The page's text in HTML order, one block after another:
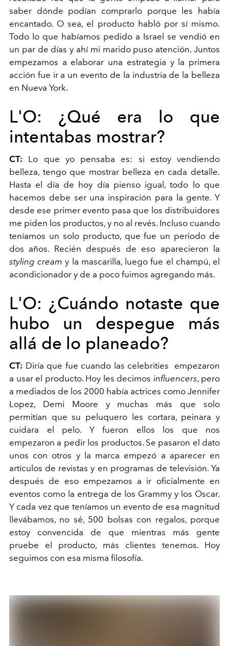
saber dónde podían comprarlo porque les había
encantado. O sea, el producto habló por sí mismo.
Todo lo que habíamos pedido a Israel se vendió en
un par de días y ahí mi marido puso atención. Juntos
empezamos a elaborar una estrategia y la primera
acción fue ir a un evento de la industria de la belleza
en Nueva York.
L'O: ¿Qué era lo que
intentabas mostrar?
CT: Lo que yo pensaba es: si estoy vendiendo
belleza, tengo que mostrar belleza en cada detalle.
Hasta el día de hoy día pienso igual, todo lo que
hacemos debe ser una inspiración para la gente. Y
desde ese primer evento pasa que los distribuidores
me piden los productos, y no al revés. Incluso cuando
teníamos un solo producto, que fue un periodo de
dos años. Recién después de eso aparecieron la
styling cream y la mascarilla, luego fue el champú, el
acondicionador y de a poco fuimos agregando más.
L'O: ¿Cuándo notaste que
hubo un despegue más
allá de lo planeado?
CT: Diría que fue cuando las celebrities
empezaron
a usar el producto. Hoy les decimos influencers, pero
a mediados de los 2000 había actrices como Jennifer
Lopez, Demi Moore y muchas más que solo
permitían que su peluquero les cortara, peinara y
cuidara el pelo. Y fueron ellos los que nos
empezaron a pedir los productos. Se pasaron el dato
unos con otros y la marca empezó a aparecer en
artículos de revistas y en programas de televisión. Ya
después de eso empezamos a ir oficialmente en
eventos como la entrega de los Grammy y los Oscar.
Y cada vez que teníamos un evento de esa magnitud
llevábamos, no sé, 500 bolsas con regalos, porque
estoy convencida de que mientras más gente
pruebe el producto, más clientes tenemos. Hoy
seguimos con esa misma filosofía.